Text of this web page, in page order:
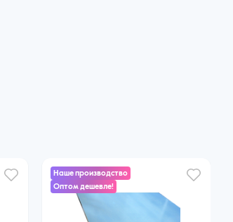
Наше производство
Оптом дешевле!